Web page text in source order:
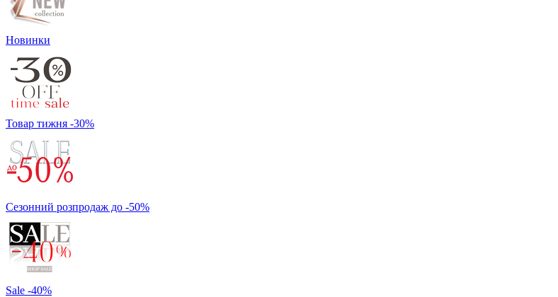
Новинки
Товар тижня -30%
Сезонний розпродаж до -50%
Sale -40%